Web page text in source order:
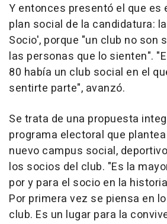
Y entonces presentó el que es
plan social de la candidatura:
Socio', porque "un club no son
las personas que lo sienten".
80 había un club social en el
sentirte parte", avanzó.
Se trata de una propuesta
programa electoral que
nuevo campus social,
los socios del club. "Es la
por y para el socio en la
Por primera vez se piensa en
club. Es un lugar para la